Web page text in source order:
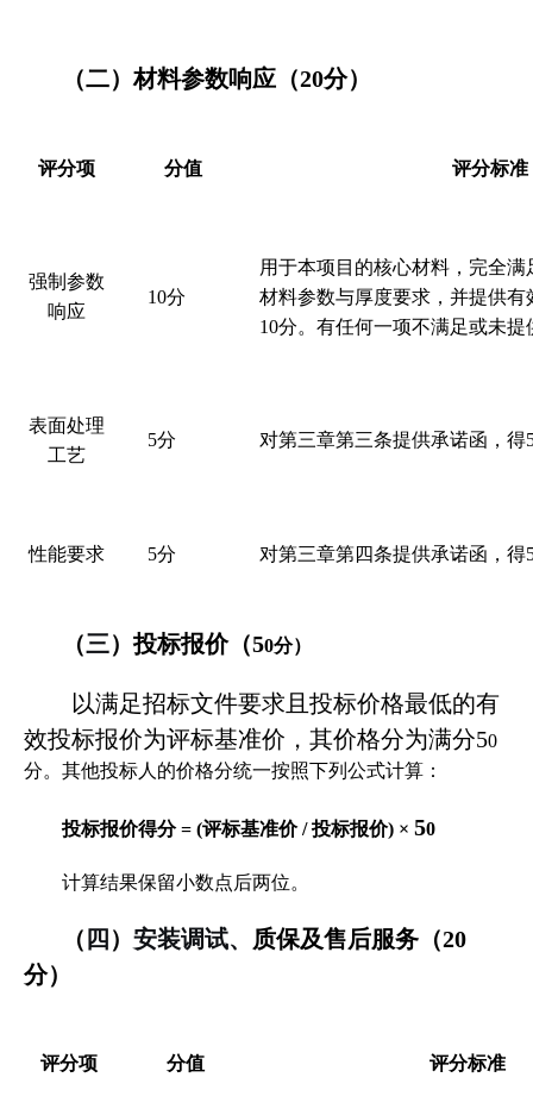
（二）材料参数响应（20分）
评分项 分值 评分标准
强制参数
响应
10分
用于本项目的核心材料， 完全满
材料参数与厚度要求，并提供
10分。有任何一项不满足或未提
表面处理
工艺
5分 对第三章第三条提供承诺函 ，得
性能要求 5分 对第三章第四条提供承诺函 ，得
（三）投标报价（50分）
以满足招标文件要求且投标价格最低的有
效投标报价为评标基准价，其价格分为满分50
分。其他投标人的价格分统一按照下列公式计算：
投标报价得分= (评标基准价/投标报价) × 50
计算结果保留小数点后两位。
（ 四 ） 安装调试、 质保及售后服务（20
分）
评分项 分值 评分标准